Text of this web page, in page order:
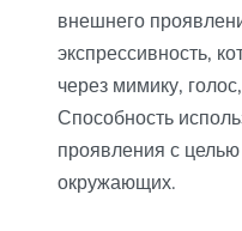
внешнего
экспрессивность,
через мимику,
Способность
проявления с
окружающих.